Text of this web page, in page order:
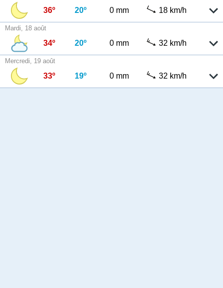
36º 20º 0 mm 18 km/h
Mardi, 18 août
34º 20º 0 mm 32 km/h
Mercredi, 19 août
33º 19º 0 mm 32 km/h